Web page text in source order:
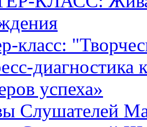
класс:
диагностика
успеха»
Слушателей